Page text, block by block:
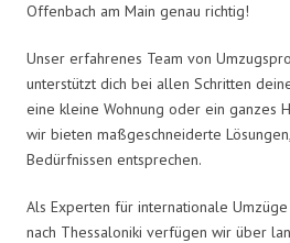
Offenbach am Main genau richtig!
Unser erfahrenes Team von
unterstützt dich bei allen Schritten
eine kleine Wohnung oder ein ganzes
wir bieten maßgeschneiderte
Bedürfnissen entsprechen.
Als Experten für internationale
nach Thessaloniki verfügen wir über